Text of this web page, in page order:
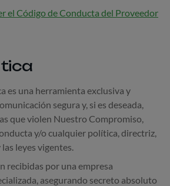
el Código de Conducta del Proveedor
es una herramienta exclusiva y
segura y, si es deseada,
que violen Nuestro Compromiso,
y/o cualquier política, directriz,
leyes vigentes.
recibidas por una empresa
asegurando secreto absoluto